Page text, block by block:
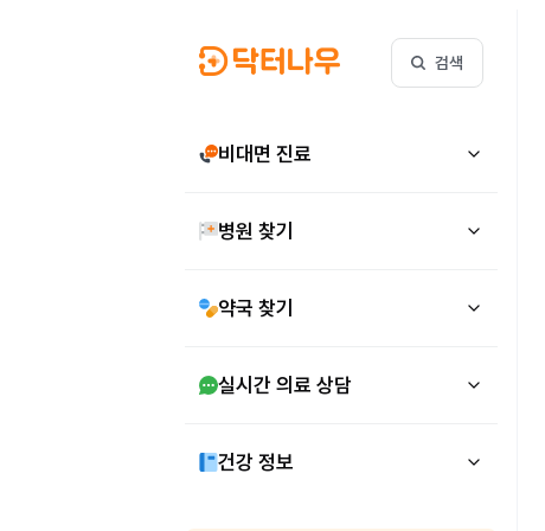
검색
비대면 진료
병원 찾기
약국 찾기
실시간 의료 상담
건강 정보